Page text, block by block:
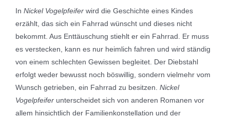
In Nickel Vogelpfeifer wird die Geschichte eines Kindes
erzählt, das sich ein Fahrrad wünscht und dieses nicht
bekommt. Aus Enttäuschung stiehlt er ein Fahrrad. Er muss
es verstecken, kann es nur heimlich fahren und wird ständig
von einem schlechten Gewissen begleitet. Der Diebstahl
erfolgt weder bewusst noch böswillig, sondern vielmehr vom
Wunsch getrieben, ein Fahrrad zu besitzen. Nickel
Vogelpfeifer unterscheidet sich von anderen Romanen vor
allem hinsichtlich der Familienkonstellation und der